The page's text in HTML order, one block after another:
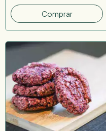
Comprar